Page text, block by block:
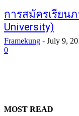
การสมัครเรียน
University)
Framekung - July 9,
0
MOST READ